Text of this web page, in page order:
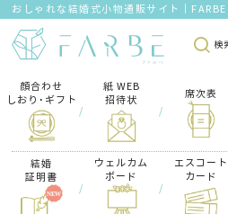
おしゃれな結婚式小物通販サイト｜
検
顔合わせ
しおり･ギフト
/
紙 WEB
招待状
/
席次表
結婚
証明書
/
ウェルカム
ボード
/
エスコート
カード